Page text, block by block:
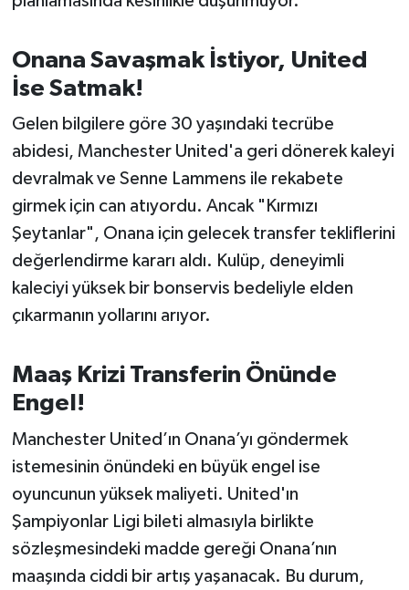
Onana Savaşmak İstiyor, United
İse Satmak!
Gelen bilgilere göre 30 yaşındaki tecrübe
abidesi, Manchester United'a geri dönerek kaleyi
devralmak ve Senne Lammens ile rekabete
girmek için can atıyordu. Ancak "Kırmızı
Şeytanlar", Onana için gelecek transfer tekliflerini
değerlendirme kararı aldı. Kulüp, deneyimli
kaleciyi yüksek bir bonservis bedeliyle elden
çıkarmanın yollarını arıyor.
Maaş Krizi Transferin Önünde
Engel!
Manchester United’ın Onana’yı göndermek
istemesinin önündeki en büyük engel ise
oyuncunun yüksek maliyeti. United'ın
Şampiyonlar Ligi bileti almasıyla birlikte
sözleşmesindeki madde gereği Onana’nın
maaşında ciddi bir artış yaşanacak. Bu durum,
Resmi İlanlar
SAĞLIK
Savaştepe
SEYAHAT
SİYASET
Sındırgı
SÜRMANŞET
Susurluk
TARİHTE BUGÜN
TEKNOLOJİ
Trend